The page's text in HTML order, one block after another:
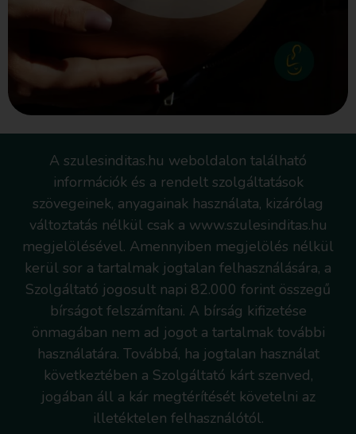
A szulesinditas.hu weboldalon található
információk és a rendelt szolgáltatások
szövegeinek, anyagainak használata, kizárólag
változtatás nélkül csak a www.szulesinditas.hu
megjelölésével. Amennyiben megjelölés nélkül
kerül sor a tartalmak jogtalan felhasználására, a
Szolgáltató jogosult napi 82.000 forint összegű
bírságot felszámítani. A bírság kifizetése
önmagában nem ad jogot a tartalmak további
használatára. Továbbá, ha jogtalan használat
következtében a Szolgáltató kárt szenved,
jogában áll a kár megtérítését követelni az
illetéktelen felhasználótól.